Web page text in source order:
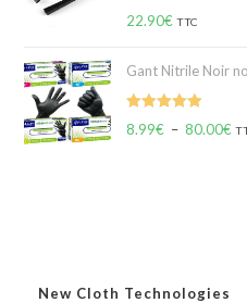
Note5.00
22.90€ TTC
Gant Nitrile Noir
Note5.00
8.99€ – 80.00€
New Cloth Technologies